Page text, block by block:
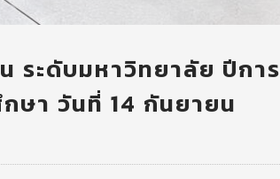
ระดับมหาวิทยาลัย ปีการ
ษา วันที่ 14 กันยายน